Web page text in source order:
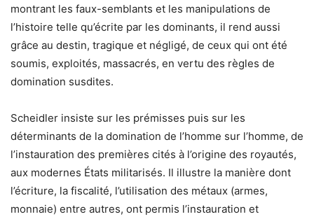
montrant les faux-semblants et les manipulations de
l’histoire telle qu’écrite par les dominants, il rend aussi
grâce au destin, tragique et négligé, de ceux qui ont été
soumis, exploités, massacrés, en vertu des règles de
domination susdites.
Scheidler insiste sur les prémisses puis sur les
déterminants de la domination de l’homme sur l’homme, de
l’instauration des premières cités à l’origine des royautés,
aux modernes États militarisés. Il illustre la manière dont
l’écriture, la fiscalité, l’utilisation des métaux (armes,
monnaie) entre autres, ont permis l’instauration et